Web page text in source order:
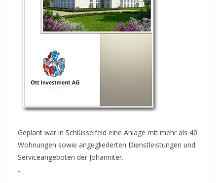
Geplant war in Schlüsselfeld eine Anlage mit mehr als 40
Wohnungen sowie angegliederten Dienstleistungen und
Serviceangeboten der Johanniter.
.